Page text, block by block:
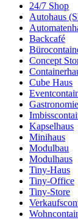
24/7 Shop
Autohaus
Backcafé
Concept
Cube Haus
Kapselhaus
Minihaus
Modulbau
Modulhaus
Tiny-Haus
Tiny-Office
Tiny-Store